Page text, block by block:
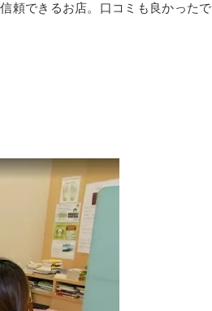
頼できるお店。口コミも良かったで